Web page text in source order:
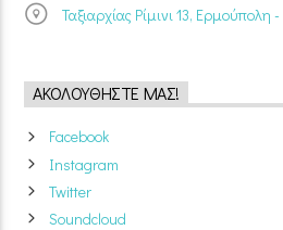
Ταξιαρχίας Ρίμινι 13, Ερμούπολη
ΑΚΟΛΟΥΘΉΣΤΕ ΜΑΣ!
Facebook
Instagram
Twitter
Soundcloud